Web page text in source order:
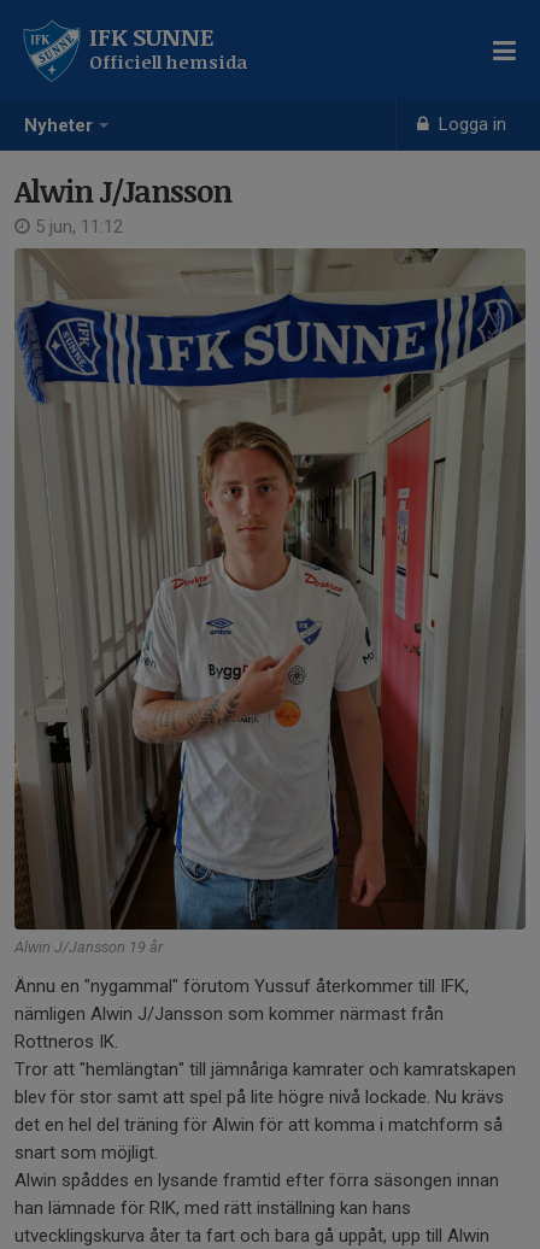
Nyheter Logga in
IFK SUNNE
Officiell hemsida
Alwin J/Jansson
5 jun, 11:12
Alwin J/Jansson 19 år
Ännu en "nygammal" förutom Yussuf återkommer till IFK,
nämligen Alwin J/Jansson som kommer närmast från
Rottneros IK.
Tror att "hemlängtan" till jämnåriga kamrater och kamratskapen
blev för stor samt att spel på lite högre nivå lockade. Nu krävs
det en hel del träning för Alwin för att komma i matchform så
snart som möjligt.
Alwin spåddes en lysande framtid efter förra säsongen innan
han lämnade för RIK, med rätt inställning kan hans
utvecklingskurva åter ta fart och bara gå uppåt, upp till Alwin